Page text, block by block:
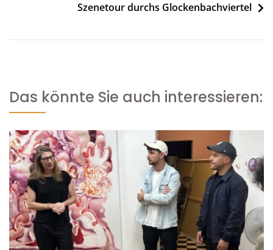
Szenetour durchs Glockenbachviertel
Das könnte Sie auch interessieren: